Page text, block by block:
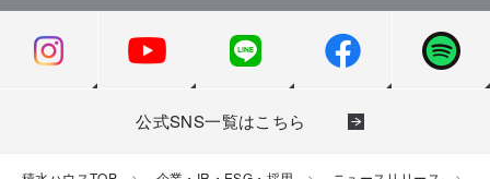
公式SNS一覧はこちら